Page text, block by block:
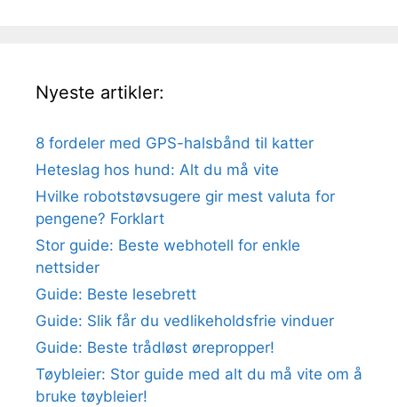
Nyeste artikler:
8 fordeler med GPS-halsbånd til katter
Heteslag hos hund: Alt du må vite
Hvilke robotstøvsugere gir mest valuta for
pengene? Forklart
Stor guide: Beste webhotell for enkle
nettsider
Guide: Beste lesebrett
Guide: Slik får du vedlikeholdsfrie vinduer
Guide: Beste trådløst ørepropper!
Tøybleier: Stor guide med alt du må vite om å
bruke tøybleier!